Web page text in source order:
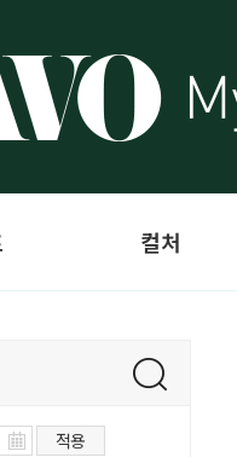
컬처
적용